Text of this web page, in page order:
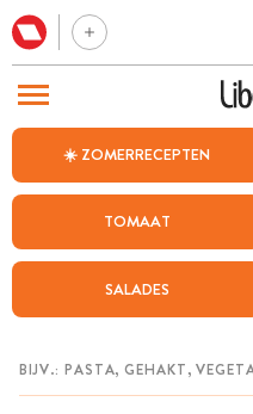
☀️ ZOMERRECEPTEN
TOMAAT
SALADES
BEZOEK ONZE ANDERE WEBSITES
WEEKMENU
CHAT MET MAIA
MIJN BEWAARDE RECEPTEN